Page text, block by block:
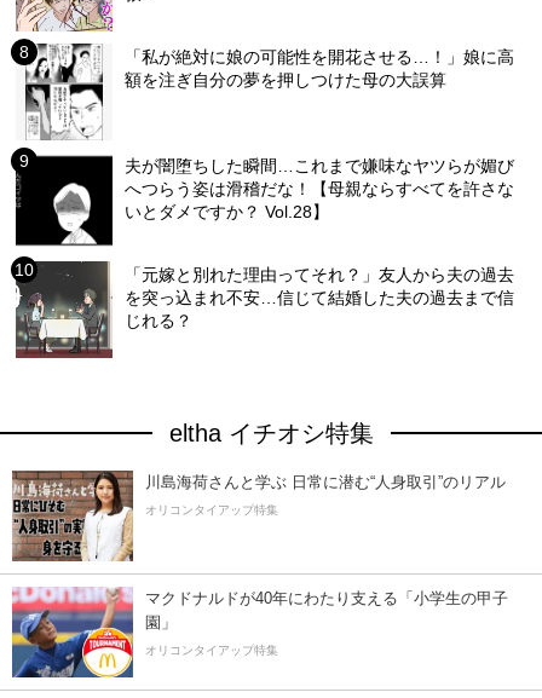
「私が絶対に娘の可能性を開花させる…！」娘に高
額を注ぎ自分の夢を押しつけた母の大誤算
夫が闇堕ちした瞬間…これまで嫌味なヤツらが媚び
へつらう姿は滑稽だな！【母親ならすべてを許さな
いとダメですか？ Vol.28】
「元嫁と別れた理由ってそれ？」友人から夫の過去
を突っ込まれ不安…信じて結婚した夫の過去まで信
じれる？
eltha イチオシ特集
川島海荷さんと学ぶ 日常に潜む“人身取引”のリアル
オリコンタイアップ特集
マクドナルドが40年にわたり支える「小学生の甲子
園」
オリコンタイアップ特集